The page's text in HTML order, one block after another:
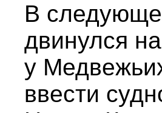
В
двинулся
у
ввести